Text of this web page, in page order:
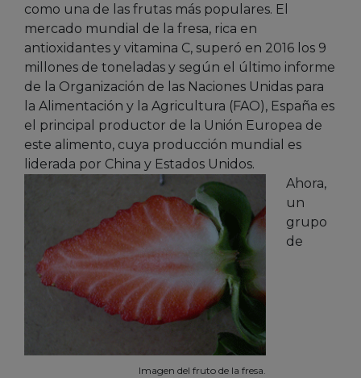
como una de las frutas más populares. El
mercado mundial de la fresa, rica en
antioxidantes y vitamina C, superó en 2016 los 9
millones de toneladas y según el último informe
de la Organización de las Naciones Unidas para
la Alimentación y la Agricultura (FAO), España es
el principal productor de la Unión Europea de
este alimento, cuya producción mundial es
liderada por China y Estados Unidos.
Imagen del fruto de la fresa.
Ahora,
un
grupo
de